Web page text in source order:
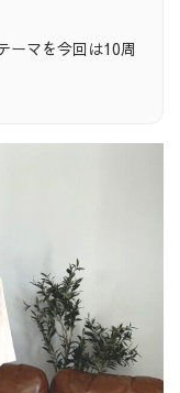
ーマを今回は10周